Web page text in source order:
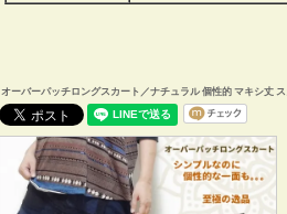
オーバーパッチロングスカート／ナチュラル 個性的 マキシ丈